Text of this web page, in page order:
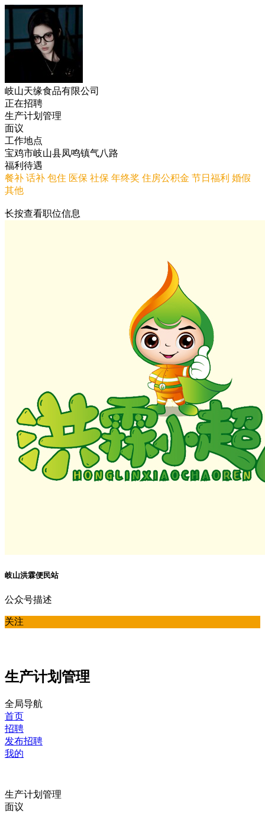
岐山天缘食品有限公司
正在招聘
生产计划管理
面议
工作地点
宝鸡市岐山县凤鸣镇气八路
福利待遇
餐补 话补 包住 医保 社保 年终奖 住房公积金 节日福利 婚假
其他
长按查看职位信息
岐山洪霖便民站
公众号描述
关注
生产计划管理
全局导航
首页
招聘
发布招聘
我的
生产计划管理
面议